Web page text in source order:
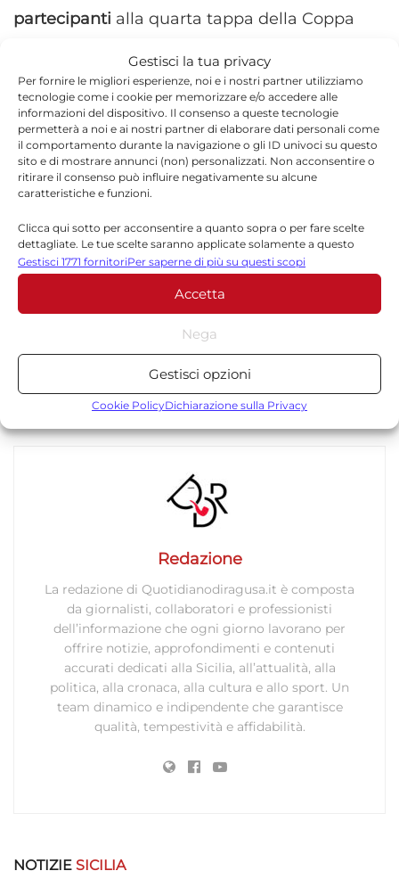
Gestisci la tua privacy
Per fornire le migliori esperienze, noi e i nostri partner utilizziamo
tecnologie come i cookie per memorizzare e/o accedere alle
informazioni del dispositivo. Il consenso a queste tecnologie
permetterà a noi e ai nostri partner di elaborare dati personali come
il comportamento durante la navigazione o gli ID univoci su questo
sito e di mostrare annunci (non) personalizzati. Non acconsentire o
ritirare il consenso può influire negativamente su alcune
caratteristiche e funzioni.
Clicca qui sotto per acconsentire a quanto sopra o per fare scelte
dettagliate. Le tue scelte saranno applicate solamente a questo
sito. È possibile modificare le impostazioni in qualsiasi momento,
compreso il ritiro del consenso, utilizzando i pulsanti della Cookie
Policy o cliccando sul pulsante di gestione del consenso nella parte
inferiore dello schermo.
Statistiche
Archiviare informazioni su dispositivo e/o accedervi, Misurare le
prestazioni degli annunci, Misurare le prestazioni dei contenuti,
combinazione di dati provenienti da fonti diverse.
Archiviare informazioni su dispositivo e/o accedervi, Utilizzare
pubblicità personalizzata, Utilizzare profili per la selezione di
dei contenuti, Utilizzare profili per la selezione di contenuti
personalizzati, Sviluppare e migliorare i servizi, Utilizzare dati
limitati per la selezione dei contenuti.
Funzionalità Sempre attivo
Abbinare e combinare dati provenienti da altre
fonti di dati, Collegare diversi dispositivi,
trasmesse automaticamente.
Gestisci 1771 fornitoriPer saperne di più su questi scopi
Accetta
Nega
Gestisci opzioni
Cookie PolicyDichiarazione sulla Privacy
partecipanti alla quarta tappa della Coppa
dedicati alle categorie giovanili.
“Gli ottimi piazzamenti dei nostri atleti ci
permettono ancora una volta di salire sul
podio con il terzo posto tra le società
Sicilia“, ha commentato Arianna Melilli,
sottolineando come le prestazioni ottenute
confermino la crescita del gruppo.
TORNA IN SPORT
Redazione
La redazione di Quotidianodiragusa.it è composta
da giornalisti, collaboratori e professionisti
dell’informazione che ogni giorno lavorano per
offrire notizie, approfondimenti e contenuti
accurati dedicati alla Sicilia, all’attualità, alla
politica, alla cronaca, alla cultura e allo sport. Un
team dinamico e indipendente che garantisce
qualità, tempestività e affidabilità.
NOTIZIE SICILIA